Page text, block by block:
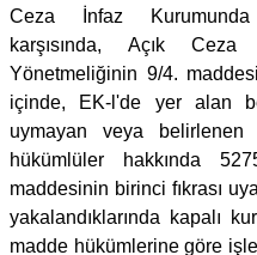
Ceza İnfaz Kurumunda
karşısında, Açık Ceza
Yönetmeliğinin 9/4.
içinde, EK-l'de yer alan
uymayan veya belirlenen
hükümlüler hakkında
maddesinin birinci fıkrası
yakalandıklarında kapalı
madde hükümlerine göre